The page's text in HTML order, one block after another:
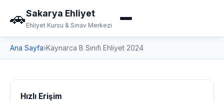
🚗Sakarya Ehliyet
Ehliyet Kursu & Sınav Merkezi
Ana Sayfa›Kaynarca B Sınıfı Ehliyet 2024
Hızlı Erişim